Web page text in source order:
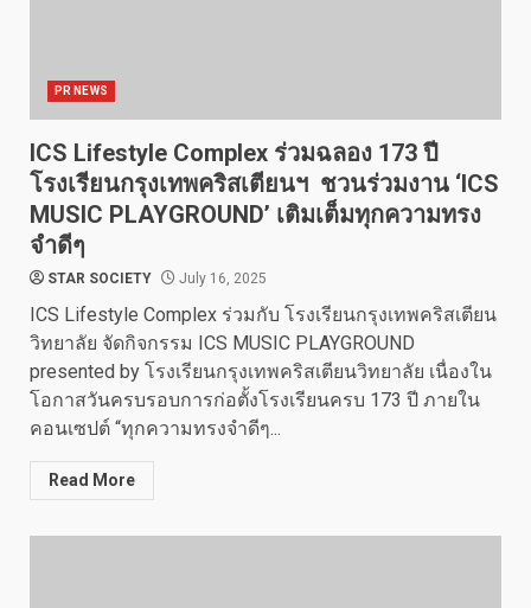
PR NEWS
ICS Lifestyle Complex ร่วมฉลอง 173 ปี
โรงเรียนกรุงเทพคริสเตียนฯ ชวนร่วมงาน ‘ICS
MUSIC PLAYGROUND’ เติมเต็มทุกความทรง
จำดีๆ
STAR SOCIETY July 16, 2025
ICS Lifestyle Complex ร่วมกับ โรงเรียนกรุงเทพคริสเตียน
วิทยาลัย จัดกิจกรรม ICS MUSIC PLAYGROUND
presented by โรงเรียนกรุงเทพคริสเตียนวิทยาลัย เนื่องใน
โอกาสวันครบรอบการก่อตั้งโรงเรียนครบ 173 ปี ภายใน
คอนเซปต์ “ทุกความทรงจำดีๆ...
Read More